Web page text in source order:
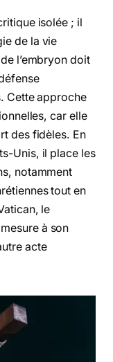
isolée ; il
de la vie
l’embryon doit
Cette approche
car elle
des fidèles. En
Unis, il place les
notamment
tout en
le
à son
acte